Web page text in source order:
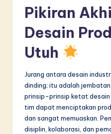
Pikiran
Desain
Utuh
Jurang antara desain
dinding; itu adalah
prinsip-prinsip ketat desain
tim dapat menciptakan
dan sangat memuaskan.
disiplin, kolaborasi, dan